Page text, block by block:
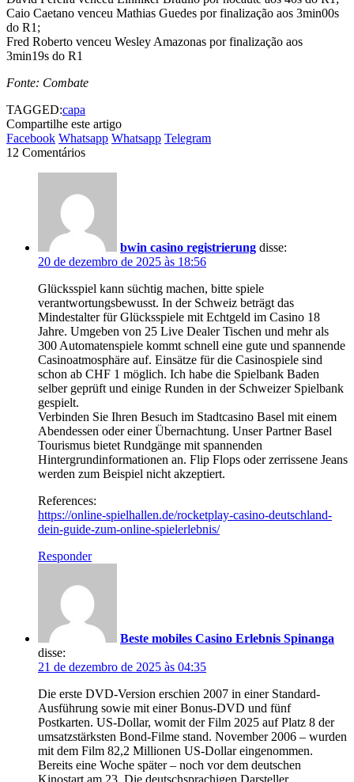
Caio Caetano venceu Mathias Guedes por finalização aos 3min00s
do R1;
Fred Roberto venceu Wesley Amazonas por finalização aos
3min19s do R1
Fonte: Combate
TAGGED:capa
Compartilhe este artigo
Facebook Whatsapp Whatsapp Telegram
12 Comentários
bwin casino registrierung disse:
20 de dezembro de 2025 às 18:56
Glücksspiel kann süchtig machen, bitte spiele
verantwortungsbewusst. In der Schweiz beträgt das
Mindestalter für Glücksspiele mit Echtgeld im Casino 18
Jahre. Umgeben von 25 Live Dealer Tischen und mehr als
300 Automatenspiele kommt schnell eine gute und spannende
Casinoatmosphäre auf. Einsätze für die Casinospiele sind
schon ab CHF 1 möglich. Ich habe die Spielbank Baden
selber geprüft und einige Runden in der Schweizer Spielbank
gespielt.
Verbinden Sie Ihren Besuch im Stadtcasino Basel mit einem
Abendessen oder einer Übernachtung. Unser Partner Basel
Tourismus bietet Rundgänge mit spannenden
Hintergrundinformationen an. Flip Flops oder zerrissene Jeans
werden zum Beispiel nicht akzeptiert.
References:
https://online-spielhallen.de/rocketplay-casino-deutschland-
dein-guide-zum-online-spielerlebnis/
Responder
Beste mobiles Casino Erlebnis Spinanga
disse:
21 de dezembro de 2025 às 04:35
Die erste DVD-Version erschien 2007 in einer Standard-
Ausführung sowie mit einer Bonus-DVD und fünf
Postkarten. US-Dollar, womit der Film 2025 auf Platz 8 der
umsatzstärksten Bond-Filme stand. November 2006 – wurden
mit dem Film 82,2 Millionen US-Dollar eingenommen.
Bereits eine Woche später – noch vor dem deutschen
Kinostart am 23. Die deutschsprachigen Darsteller